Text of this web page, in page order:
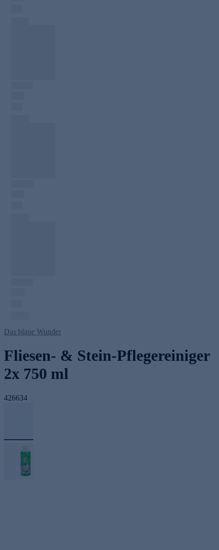
Das blaue Wunder
Fliesen- & Stein-Pflegereiniger
2x 750 ml
426634